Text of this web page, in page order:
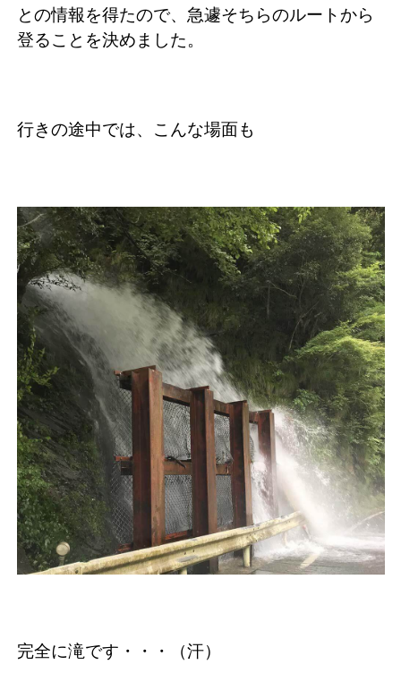
との情報を得たので、急遽そちらのルートから
登ることを決めました。
行きの途中では、こんな場面も
完全に滝です・・・（汗）